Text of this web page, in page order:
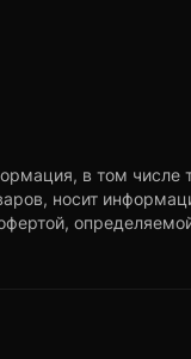
в том числе
носит